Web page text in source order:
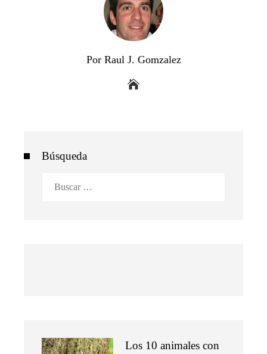
Por Raul J. Gomzalez
Búsqueda
Los 10 animales con